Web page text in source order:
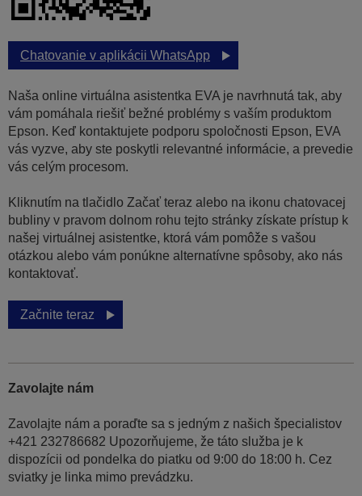
Chatovanie v aplikácii WhatsApp
Naša online virtuálna asistentka EVA je navrhnutá tak, aby
vám pomáhala riešiť bežné problémy s vaším produktom
Epson. Keď kontaktujete podporu spoločnosti Epson, EVA
vás vyzve, aby ste poskytli relevantné informácie, a prevedie
vás celým procesom.
Kliknutím na tlačidlo Začať teraz alebo na ikonu chatovacej
bubliny v pravom dolnom rohu tejto stránky získate prístup k
našej virtuálnej asistentke, ktorá vám pomôže s vašou
otázkou alebo vám ponúkne alternatívne spôsoby, ako nás
kontaktovať.
Začnite teraz
Zavolajte nám
Zavolajte nám a poraďte sa s jedným z našich špecialistov
+421 232786682 Upozorňujeme, že táto služba je k
dispozícii od pondelka do piatku od 9:00 do 18:00 h. Cez
sviatky je linka mimo prevádzku.